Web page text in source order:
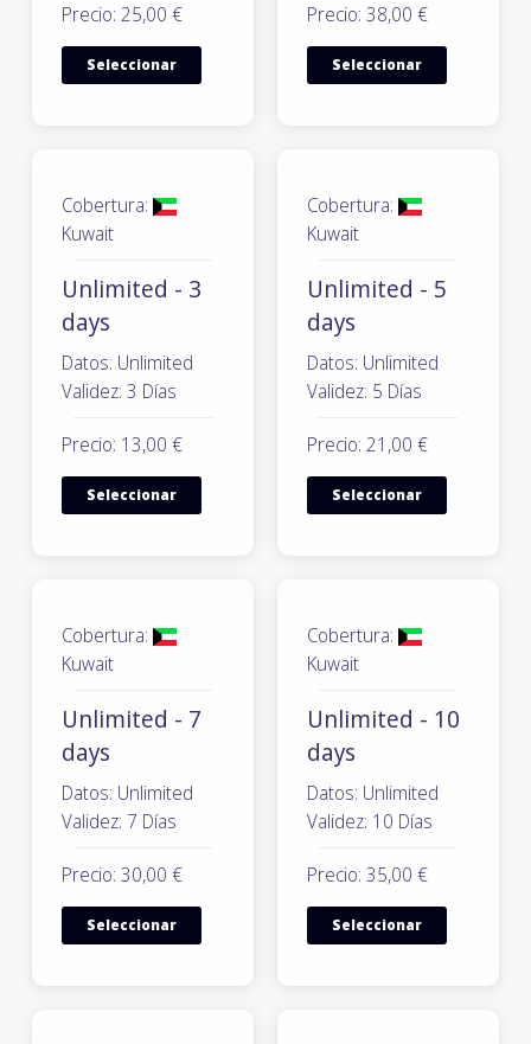
Precio: 25,00 €
Seleccionar
Precio: 38,00 €
Seleccionar
Cobertura:
Kuwait
Unlimited - 3
days
Datos: Unlimited
Validez: 3 Días
Precio: 13,00 €
Seleccionar
Cobertura:
Kuwait
Unlimited - 5
days
Datos: Unlimited
Validez: 5 Días
Precio: 21,00 €
Seleccionar
Cobertura:
Kuwait
Unlimited - 7
days
Datos: Unlimited
Validez: 7 Días
Precio: 30,00 €
Seleccionar
Cobertura:
Kuwait
Unlimited - 10
days
Datos: Unlimited
Validez: 10 Días
Precio: 35,00 €
Seleccionar